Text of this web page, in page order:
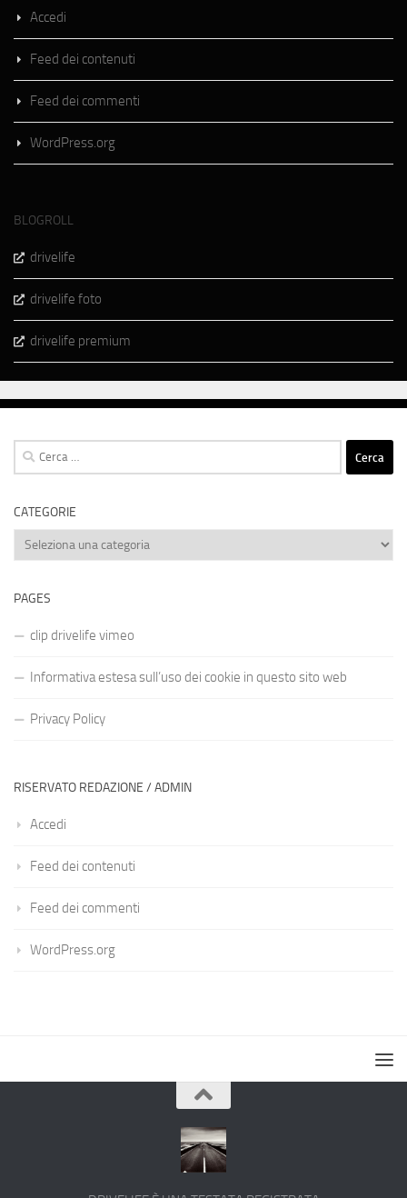
Accedi
Feed dei contenuti
Feed dei commenti
WordPress.org
BLOGROLL
drivelife
drivelife foto
drivelife premium
Ricerca
per:
CATEGORIE
Categorie
PAGES
clip drivelife vimeo
Informativa estesa sull’uso dei cookie in questo sito web
Privacy Policy
RISERVATO REDAZIONE / ADMIN
Accedi
Feed dei contenuti
Feed dei commenti
WordPress.org